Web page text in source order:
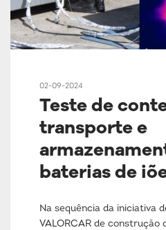
02-09-2024
Teste de
transporte e
baterias de
Na sequência da iniciativa
VALORCAR de